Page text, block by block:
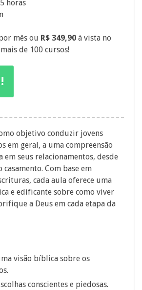
5 horas
mês ou R$ 349,90 à vista no
de 100 cursos!
objetivo conduzir jovens
em geral, a uma compreensão
em seus relacionamentos, desde
casamento. Com base em
cada aula oferece uma
e edificante sobre como viver
a Deus em cada etapa da
visão bíblica sobre os
conscientes e piedosas.